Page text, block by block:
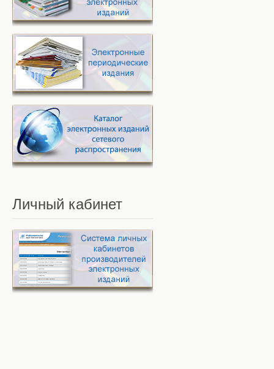
Личный кабинет